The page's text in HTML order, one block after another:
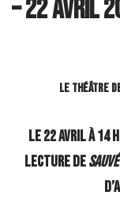
– 22 avril
Le Théâtre
Le 22 avril à
Lecture deSauvé